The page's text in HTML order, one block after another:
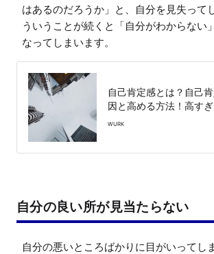
はあるのだろうか」と、自分を見失って
ういうことが続くと「自分がわからない
なってしまいます。
自己肯定感とは？自己
因と高める方法！高す
WURK
自分の良い所が見当たらない
自分の悪いところばかりに目がいってし